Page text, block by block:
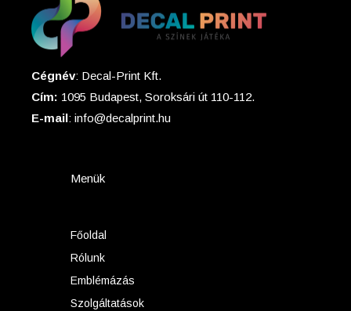
Cégnév: Decal-Print Kft.
Cím: 1095 Budapest, Soroksári út 110-112.
E-mail: info@decalprint.hu
Menük
Főoldal
Rólunk
Emblémázás
Szolgáltatások